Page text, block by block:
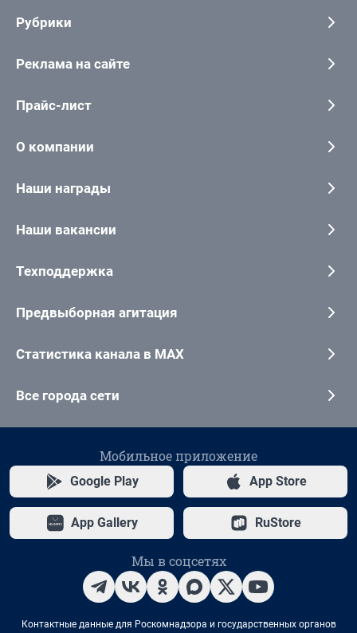
Рубрики
Реклама на сайте
Прайс-лист
О компании
Наши награды
Наши вакансии
Техподдержка
Предвыборная агитация
Статистика канала в MAX
Все города сети
Мобильное приложение
Google Play App Store
App Gallery RuStore
Мы в соцсетях
Контактные данные для Роскомнадзора и государственных органов